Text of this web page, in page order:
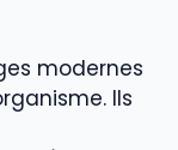
modernes
Ils